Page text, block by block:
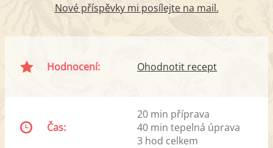
Nové příspěvky mi posílejte na mail.
Hodnocení: Ohodnotit recept
Čas:
20 min příprava
40 min tepelná úprava
3 hod celkem